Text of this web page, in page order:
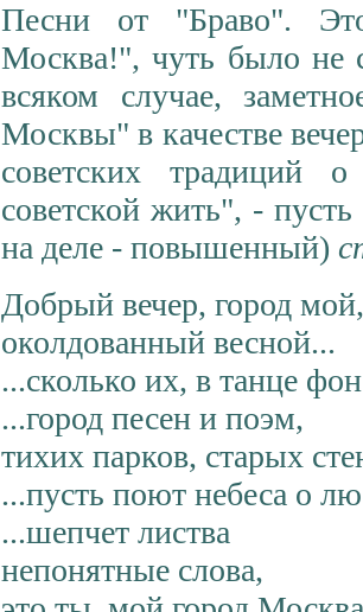
Песни от "Браво".
Москва!", чуть было не
всяком случае,
Москвы" в качестве
советских традиций
советской жить", -
на деле - повышенный)
Добрый вечер, город мой,
околдованный весной...
...сколько их, в танце
...город песен и поэм,
тихих парков, старых
...пусть поют небеса о
...шепчет листва
непонятные слова,